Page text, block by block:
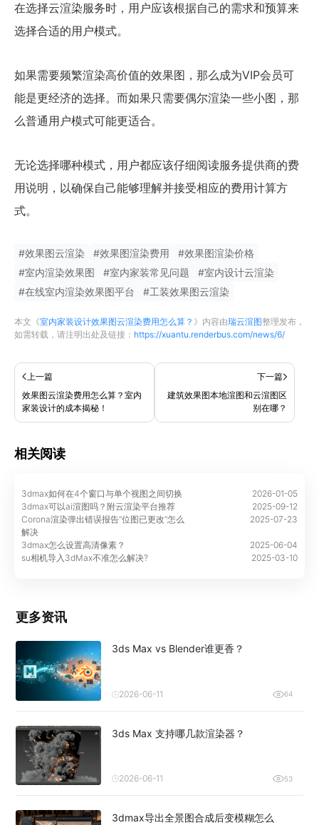
在选择云渲染服务时，用户应该根据自己的需求和预算来
选择合适的用户模式。
如果需要频繁渲染高价值的效果图，那么成为VIP会员可
能是更经济的选择。而如果只需要偶尔渲染一些小图，那
么普通用户模式可能更适合。
无论选择哪种模式，用户都应该仔细阅读服务提供商的费
用说明，以确保自己能够理解并接受相应的费用计算方
式。
#效果图云渲染 #效果图渲染费用 #效果图渲染价格
#室内渲染效果图 #室内家装常见问题 #室内设计云渲染
#在线室内渲染效果图平台 #工装效果图云渲染
本文《室内家装设计效果图云渲染费用怎么算？ 》内容由瑞云渲图整理发布，
如需转载，请注明出处及链接： https://xuantu.renderbus.com/news/6/
上一篇
效果图云渲染费用怎么算？室内
家装设计的成本揭秘！
下一篇
建筑效果图本地渲图和云渲图区
别在哪？
相关阅读
3dmax如何在4个窗口与单个视图之间切换
2026-01-05
3dmax可以ai渲图吗？附云渲染平台推荐
2025-09-12
Corona渲染弹出错误报告“位图已更改”怎么
解决
2025-07-23
3dmax怎么设置高清像素？
2025-06-04
su相机导入3dMax不准怎么解决?
2025-03-10
更多资讯
3ds Max vs Blender谁更香？
2026-06-11 64
3ds Max 支持哪几款渲染器？
2026-06-11 53
3dmax导出全景图合成后变模糊怎么